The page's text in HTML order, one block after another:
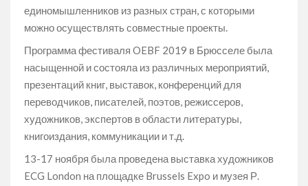
единомышленников из разных стран, с которыми
можно осуществлять совместные проекты.
Программа фестиваля OEBF 2019 в Брюсселе была
насыщенной и состояла из различных мероприятий,
презентаций книг, выставок, конференций для
переводчиков, писателей, поэтов, режиссеров,
художников, экспертов в области литературы,
книгоиздания, коммуникации и т.д.
13-17 ноября была проведена выставка художников
ECG London на площадке Brussels Expo и музея Р.